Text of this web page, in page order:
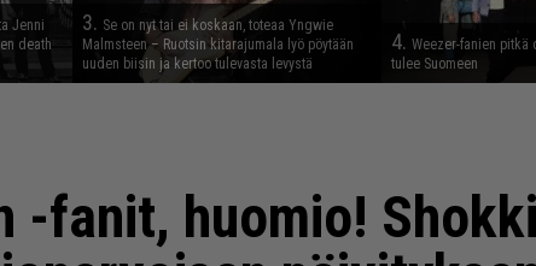
Jenni
death
3. Se on nyt tai ei koskaan, toteaa Yngwie
Malmsteen – Ruotsin kitarajumala lyö pöytään
uuden biisin ja kertoo tulevasta levystä
4. Weezer-fanien pitkä
tulee Suomeen
-fanit, huomio!